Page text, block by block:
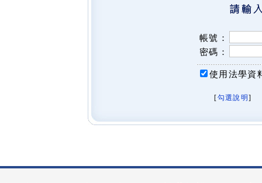
帳號：
密碼：
使用法學資
[勾選說明 ]